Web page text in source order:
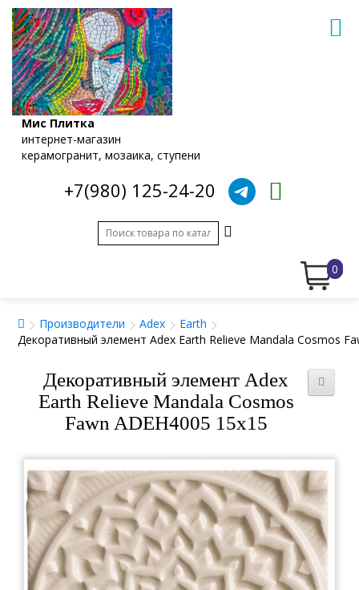
Мис Плитка
интернет-магазин
керамогранит, мозаика, ступени
+7(980) 125-24-20
0
Производители Adex
Earth
Декоративный элемент Adex Earth Relieve Mandala Cosmos
Декоративный элемент Adex
Earth Relieve Mandala Cosmos
Fawn ADEH4005 15x15